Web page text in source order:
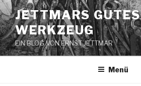
Zum
Inhalt
springen
JETTMARS GUTES
WERKZEUG
EIN BLOG VON ERNST JETTMAR
Menü